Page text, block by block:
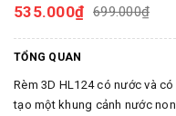
535.000₫ 699.000₫
TỔNG QUAN
Rèm 3D HL124 có nước và
tạo một khung cảnh nước